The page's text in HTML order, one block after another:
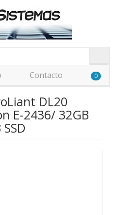
Contacto 0
DL20
E-2436/ 32GB